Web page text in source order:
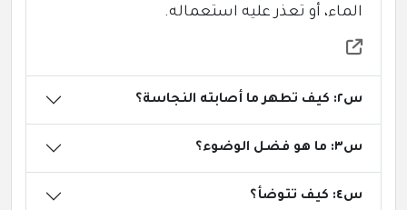
الماء، أو تعذر عليه استعماله.
س٢: كيف تطهر ما أصابته النجاسة؟
س٣: ما هو فضل الوضوء؟
س٤: كيف تتوضأ؟